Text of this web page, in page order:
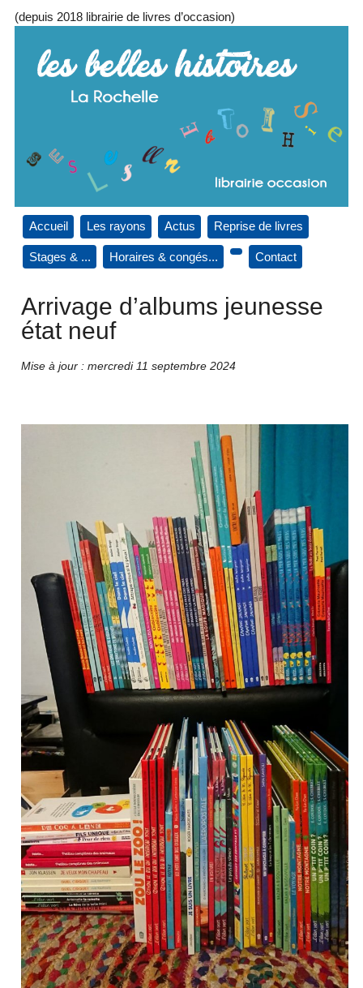
(depuis 2018 librairie de livres d’occasion)
Accueil Les rayons Actus Reprise de livres
Stages & ... Horaires & congés... Contact
Arrivage d’albums jeunesse
état neuf
Mise à jour : mercredi 11 septembre 2024